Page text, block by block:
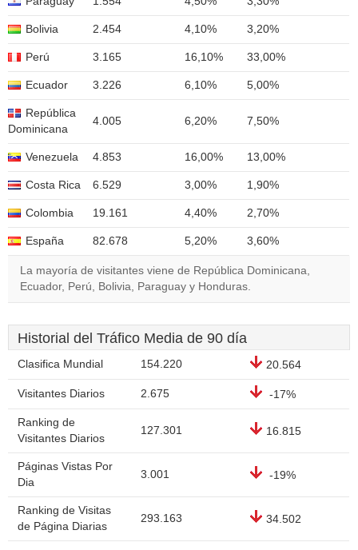
Bolivia 2.454 4,10% 3,20%
Perú 3.165 16,10% 33,00%
Ecuador 3.226 6,10% 5,00%
República
Dominicana
4.005 6,20% 7,50%
Venezuela 4.853 16,00% 13,00%
Costa Rica 6.529 3,00% 1,90%
Colombia 19.161 4,40% 2,70%
España 82.678 5,20% 3,60%
La mayoría de visitantes viene de República Dominicana,
Ecuador, Perú, Bolivia, Paraguay y Honduras.
Historial del Tráfico Media de 90 día
Clasifica Mundial 154.220 20.564
Visitantes Diarios 2.675 -17%
Ranking de
Visitantes Diarios
127.301 16.815
Páginas Vistas Por
Dia
3.001 -19%
Ranking de Visitas
de Página Diarias
293.163 34.502